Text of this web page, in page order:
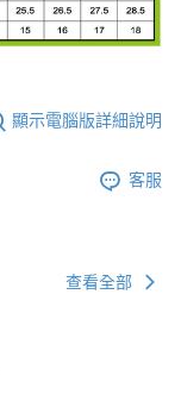
顯示電腦版詳細說明
客服
查看全部